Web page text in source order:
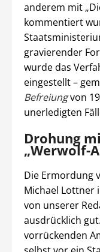
anderem mit
kommentiert
gravierender
wurde das
eingestellt –
Befreiungvon
unerledigten
Drohung
„Werwolf-
Die Ermordung
Michael Lottner
von unserer
ausdrücklich
vorrückenden